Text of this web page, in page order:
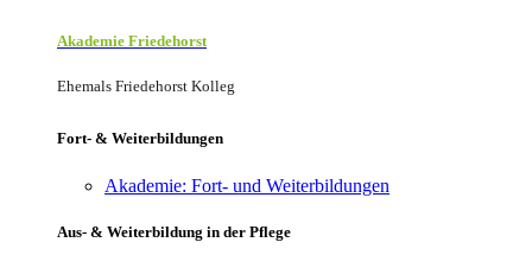
Akademie Friede­horst
Ehemals Friedehorst Kolleg
Fort- & Weiterbildungen
Akademie: Fort- und Weiterbildungen
Aus- & Weiterbildung in der Pflege